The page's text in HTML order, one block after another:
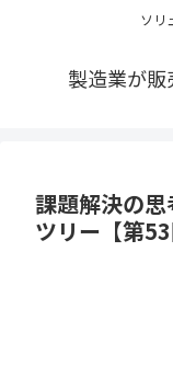
ソリ
製造業が
課題解決の
ツリー【第53